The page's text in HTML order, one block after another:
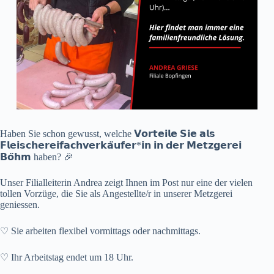
Haben Sie schon gewusst, welche 𝗩𝗼𝗿𝘁𝗲𝗶𝗹𝗲 𝗦𝗶𝗲 𝗮𝗹𝘀
𝗙𝗹𝗲𝗶𝘀𝗰𝗵𝗲𝗿𝗲𝗶𝗳𝗮𝗰𝗵𝘃𝗲𝗿𝗸𝗮̈𝘂𝗳𝗲𝗿*𝗶𝗻 𝗶𝗻 𝗱𝗲𝗿 𝗠𝗲𝘁𝘇𝗴𝗲𝗿𝗲𝗶
𝗕𝗼̈𝗵𝗺 haben? 🎉
Unser Filialleiterin Andrea zeigt Ihnen im Post nur eine der vielen
tollen Vorzüge, die Sie als Angestellte/r in unserer Metzgerei
geniessen.
♡ Sie arbeiten flexibel vormittags oder nachmittags.
♡ Ihr Arbeitstag endet um 18 Uhr.